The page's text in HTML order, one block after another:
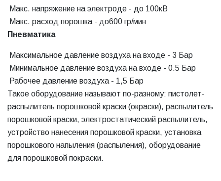
Макс. напряжение на электроде - до 100кВ
Макс. расход порошка - до600 гр/мин
Пневматика
Максимальное давление воздуха на входе - 3 Бар
Минимальное давление воздуха на входе - 0.5 Бар
Рабочее давление воздуха - 1,5 Бар
Такое оборудование называют по-разному: пистолет-
распылитель порошковой краски (окраски), распылитель
порошковой краски, электростатический распылитель,
устройство нанесения порошковой краски, установка
порошкового напыления (распыления), оборудование
для порошковой покраски.